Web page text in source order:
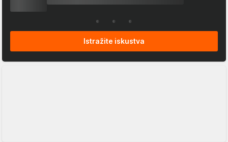
Istražite iskustva